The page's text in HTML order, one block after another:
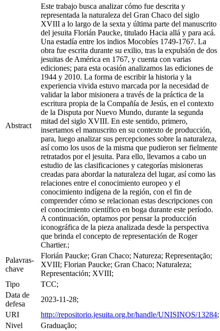
Abstract
Este trabajo busca analizar cómo fue descrita y
representada la naturaleza del Gran Chaco del siglo
XVIII a lo largo de la sexta y última parte del manuscrito
del jesuita Florián Paucke, titulado Hacia allá y para acá.
Una estadía entre los indios Mocobíes 1749-1767. La
obra fue escrita durante su exilio, tras la expulsión de dos
jesuitas de América en 1767, y cuenta con varias
ediciones; para esta ocasión analizamos las ediciones de
1944 y 2010. La forma de escribir la historia y la
experiencia vivida estuvo marcada por la necesidad de
validar la labor misionera a través de la práctica de la
escritura propia de la Compañía de Jesús, en el contexto
de la Disputa por Nuevo Mundo, durante la segunda
mitad del siglo XVIII. En este sentido, primero,
insertamos el manuscrito en su contexto de producción,
para, luego analizar sus percepciones sobre la naturaleza,
así como los usos de la misma que pudieron ser fielmente
retratados por el jesuita. Para ello, llevamos a cabo un
estudio de las clasificaciones y categorías misioneras
creadas para abordar la naturaleza del lugar, así como las
relaciones entre el conocimiento europeo y el
conocimiento indígena de la región, con el fin de
comprender cómo se relacionan estas descripciones con
el conocimiento científico en boga durante este período.
A continuación, optamos por pensar la producción
iconográfica de la pieza analizada desde la perspectiva
que brinda el concepto de representación de Roger
Chartier.;
Palavras-
chave
Florián Paucke; Gran Chaco; Natureza; Representação;
XVIII; Florian Paucke; Gran Chaco; Naturaleza;
Representación; XVIII;
Tipo
TCC;
Data de
defesa
2023-11-28;
URI
http://repositorio.jesuita.org.br/handle/UNISINOS/13284;
Nivel
Graduação;